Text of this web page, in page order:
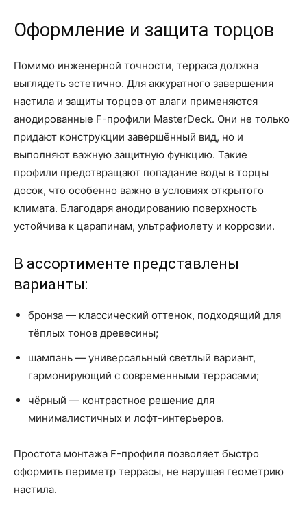
Оформление и защита торцов
Помимо инженерной точности, терраса должна
выглядеть эстетично. Для аккуратного завершения
настила и защиты торцов от влаги применяются
анодированные F-профили MasterDeck. Они не только
придают конструкции завершённый вид, но и
выполняют важную защитную функцию. Такие
профили предотвращают попадание воды в торцы
досок, что особенно важно в условиях открытого
климата. Благодаря анодированию поверхность
устойчива к царапинам, ультрафиолету и коррозии.
В ассортименте представлены
варианты:
бронза — классический оттенок, подходящий для
тёплых тонов древесины;
шампань — универсальный светлый вариант,
гармонирующий с современными террасами;
чёрный — контрастное решение для
минималистичных и лофт-интерьеров.
Простота монтажа F-профиля позволяет быстро
оформить периметр террасы, не нарушая геометрию
настила.